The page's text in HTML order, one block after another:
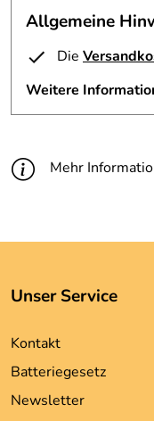
passend für:
Allgemeine
Die
Weitere
Mehr
Unser Service
Kontakt
Batteriegesetz
Newsletter